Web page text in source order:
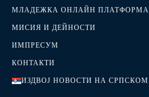
МЛАДЕЖКА ОНЛАЙН ПЛАТФОРМА
МИСИЯ И ДЕЙНОСТИ
ИМПРЕСУМ
КОНТАКТИ
ИЗДВОЈ НОВОСТИ НА СРПСКОМ